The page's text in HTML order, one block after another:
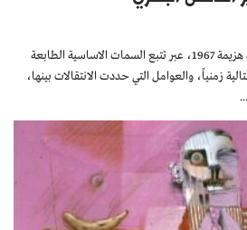
قراءة في مسيرة النظام المصري منذ هزيمة 1967، عبر تتبع السمات الاساسية الطابعة
زمنياً، والعوامل التي حددت الانتقالات بينها،